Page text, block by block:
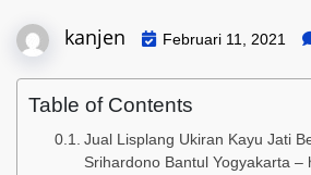
kanjen Februari 11, 2021
Table of Contents
Jual Lisplang Ukiran Kayu Jati
Srihardono Bantul Yogyakarta –